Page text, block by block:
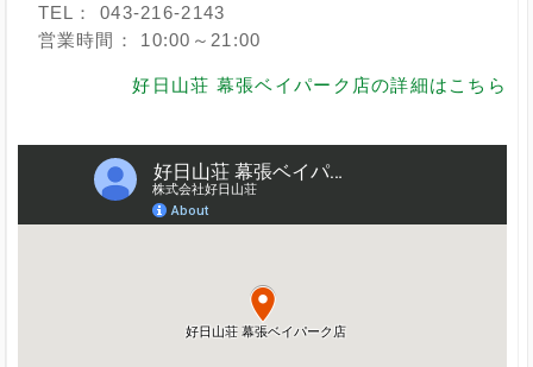
TEL： 043-216-2143
営業時間： 10:00～21:00
好日山荘 幕張ベイパーク店の詳細はこちら